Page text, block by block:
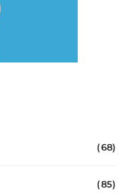
(68)
(85)